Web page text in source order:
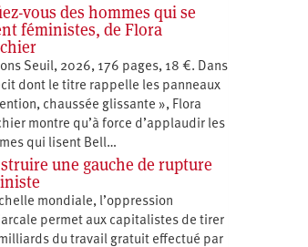
vous des hommes qui se
féministes, de Flora
Seuil, 2026, 176 pages, 18 €. Dans
dont le titre rappelle les panneaux
chaussée glissante », Flora
montre qu’à force d’applaudir les
qui lisent Bell…
une gauche de rupture
mondiale, l’oppression
permet aux capitalistes de tirer
du travail gratuit effectué par